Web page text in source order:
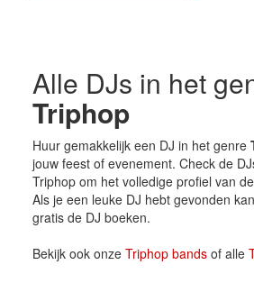
Alle DJs in het
Triphop
Huur gemakkelijk een DJ in het genre
jouw feest of evenement. Check de
Triphop om het volledige profiel van
Als je een leuke DJ hebt gevonden
gratis de DJ boeken.
Bekijk ook onze Triphop bandsof alle